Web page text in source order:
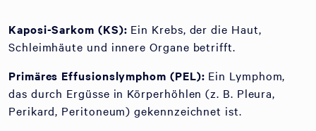
Kaposi-Sarkom (KS): Ein Krebs, der die Haut,
Schleimhäute und innere Organe betrifft.
Primäres Effusionslymphom (PEL): Ein Lymphom,
das durch Ergüsse in Körperhöhlen (z. B. Pleura,
Perikard, Peritoneum) gekennzeichnet ist.